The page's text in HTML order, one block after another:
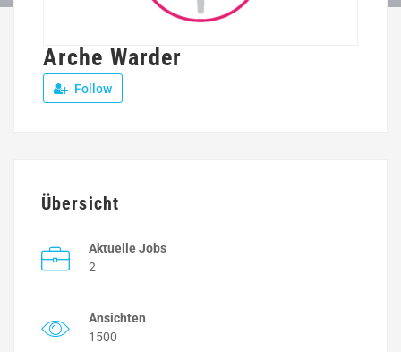
Arche Warder
Follow
Übersicht
Aktuelle Jobs
2
Ansichten
1500